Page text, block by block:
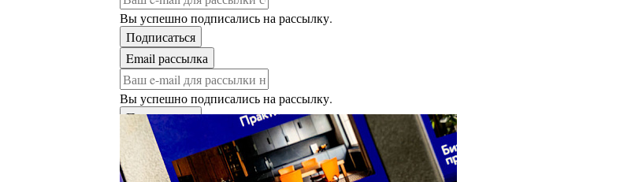
Вы успешно подписались на рассылку.
Вы успешно подписались на рассылку.